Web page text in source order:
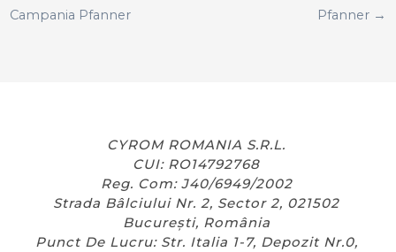
Campania Pfanner
Pfanner →
CYROM ROMANIA S.R.L.
CUI: RO14792768
Reg. Com: J40/6949/2002
Strada Bâlciului Nr. 2, Sector 2, 021502
București, România
Punct De Lucru: Str. Italia 1-7, Depozit Nr.0,